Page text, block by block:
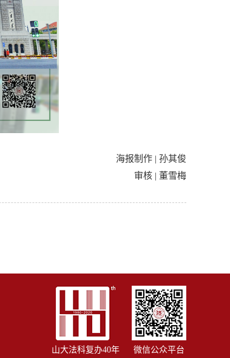
海报制作 | 孙其俊
审核 | 董雪梅
山大法科复办40年 微信公众平台